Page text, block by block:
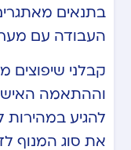
בתנאים
העבודה עם
קבלני שיפוצים
וההתאמה
להגיע במהירות
את סוג המנוף